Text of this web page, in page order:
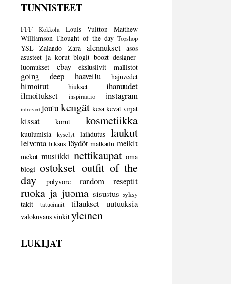
TUNNISTEET
FFF Kokkola Louis Vuitton
Matthew
Williamson Thought of the day Topshop
YSL Zalando Zara alennukset
asos
asusteet ja korut blogit boozt designer-
luomukset
ebay ekslusiivit mallistot
going deep haaveilu hajuvedet
himoitut hiukset
ihanuudet
ilmoitukset
inspiraatio instagram
introvert joulu kengät kesä kevät kirjat
kissat korut kosmetiikka
kuulumisia kyselyt laihdutus laukut
leivonta luksus löydöt matkailu meikit
mekot musiikki nettikaupat oma
blogi ostokset outfit of the
day
polyvore random reseptit
ruoka ja juoma sisustus syksy
takit
tatuoinnit tilaukset uutuuksia
valokuvaus vinkit yleinen
LUKIJAT